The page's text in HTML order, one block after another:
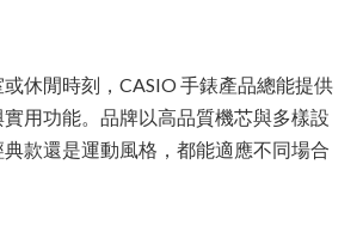
休閒時刻，CASIO 手錶產品總能提供
用功能。品牌以高品質機芯與多樣設
款還是運動風格，都能適應不同場合